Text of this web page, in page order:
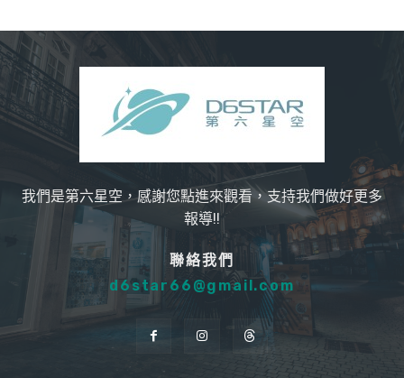
我們是第六星空，感謝您點進來觀看，支持我們做好更多
報導!!
聯絡我們
d6star66@gmail.com